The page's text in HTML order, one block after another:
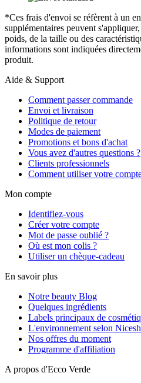
*Ces frais d'envoi se réfèrent à un
supplémentaires peuvent
poids, de la taille ou des
informations sont indiquées
produit.
Aide & Support
Comment passer commande
Envoi et livraison
Politique de retour
Modes de paiement
Promotions et bons d'achat
Vous avez d'autres questions ?
Clients professionnels
Comment utiliser votre
Mon compte
Identifiez-vous
Créer votre compte
Mot de passe oublié ?
Où est mon colis ?
Utiliser un chèque-cadeau
En savoir plus
Notre beauty Blog
Quelques ingrédients
Labels principaux de
L'environnement selon
Nos offres du moment
Programme d'affiliation
A propos d'Ecco Verde